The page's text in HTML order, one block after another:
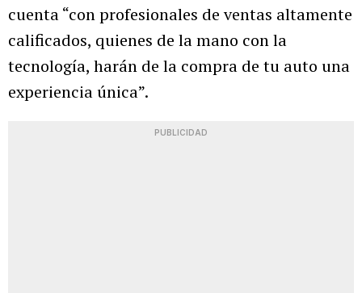
cuenta “con profesionales de ventas altamente
calificados, quienes de la mano con la
tecnología, harán de la compra de tu auto una
experiencia única”.
PUBLICIDAD